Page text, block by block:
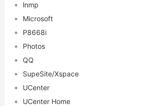
lnmp
Microsoft
P8668i
Photos
QQ
SupeSite/Xspace
UCenter
UCenter Home